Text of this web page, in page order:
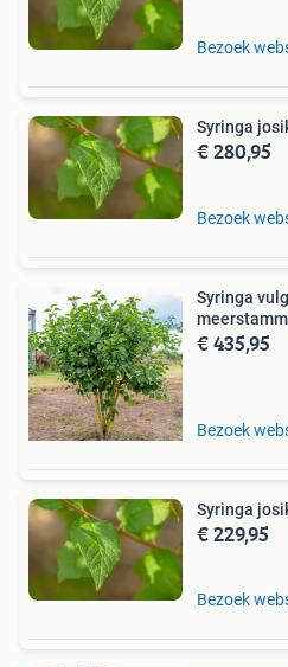
Bezoek
Syringa
€ 280,95
Bezoek
Syringa
€ 435,95
Bezoek
Syringa
€ 229,95
Bezoek